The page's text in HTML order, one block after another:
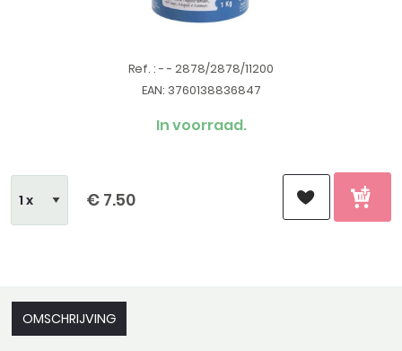
Ref. : - - 2878/2878/11200
EAN: 3760138836847
In voorraad.
€ 7.50
OMSCHRIJVING